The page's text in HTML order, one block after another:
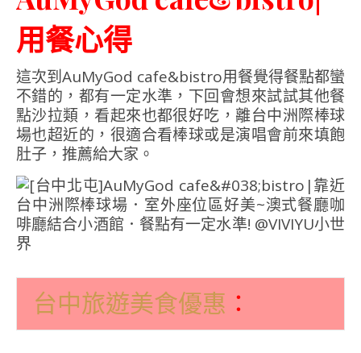
用餐心得
這次到AuMyGod cafe&bistro用餐覺得餐點都蠻
不錯的，都有一定水準，下回會想來試試其他餐
點沙拉類，看起來也都很好吃，離台中洲際棒球
場也超近的，很適合看棒球或是演唱會前來填飽
肚子，推薦給大家。
台中旅遊美食優惠 ：